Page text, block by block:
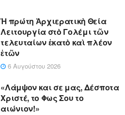
Ἡ πρώτη Ἀρχιερατικὴ Θεία
Λειτουργία στὸ Γολέμι τῶν
τελευταίων ἑκατὸ καὶ πλέον
ἐτῶν
6 Αυγούστου 2026
«Λάμψον και σε μας, Δέσποτα
Χριστέ, το Φως Σου το
αιώνιον!»